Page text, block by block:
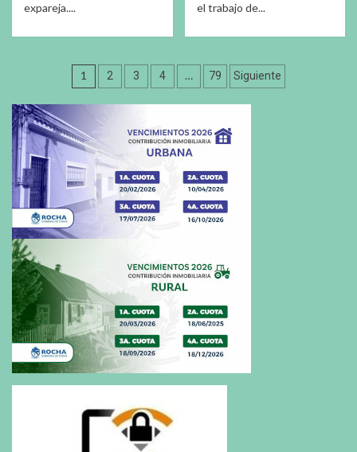
expareja.... el trabajo de...
Paginación
de
entradas
1 2 3 4 … 79 Siguiente